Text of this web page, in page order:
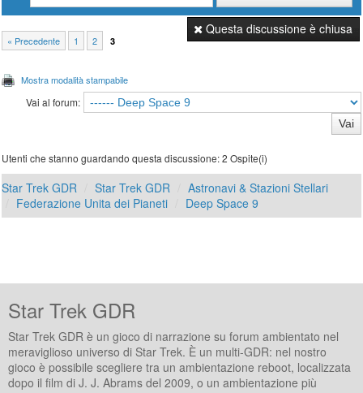
« Precedente 1 2 3
Questa discussione è chiusa
Mostra modalità stampabile
Vai al forum:
Utenti che stanno guardando questa discussione: 2 Ospite(i)
Star Trek GDR Star Trek GDR
Astronavi & Stazioni Stellari
Federazione Unita dei Pianeti
Deep Space 9
Star Trek GDR
Star Trek GDR è un gioco di narrazione su forum ambientato nel
meraviglioso universo di Star Trek. È un multi-GDR: nel nostro
gioco è possibile scegliere tra un ambientazione reboot, localizzata
dopo il film di J. J. Abrams del 2009, o un ambientazione più